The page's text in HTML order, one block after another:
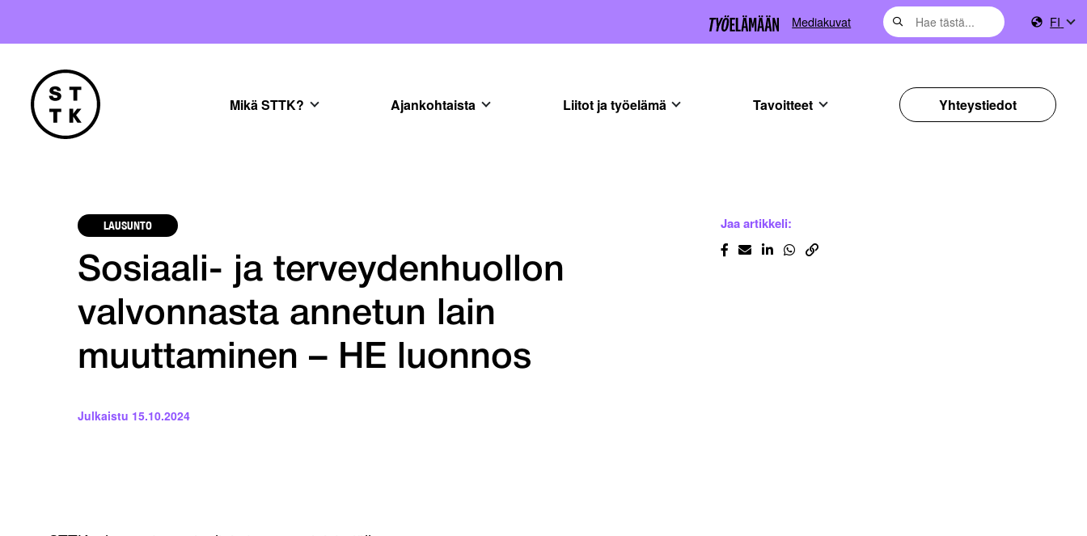
Mediakuvat FI
Mikä STTK? Ajankohtaista Liitot ja työelämä Tavoitteet Yhteystiedot
LAUSUNTO
Sosiaali- ja terveydenhuollon
valvonnasta annetun lain
muuttaminen – HE luonnos
Julkaistu 15.10.2024
Jaa artikkeli: